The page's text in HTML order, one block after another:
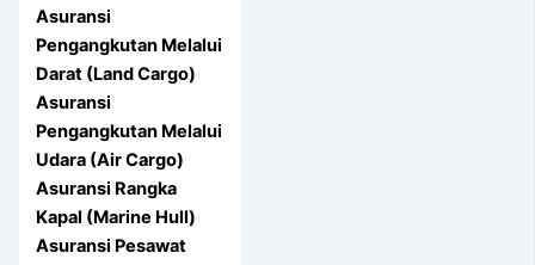
Asuransi
Pengangkutan Melalui
Darat (Land Cargo)
Asuransi
Pengangkutan Melalui
Udara (Air Cargo)
Asuransi Rangka
Kapal (Marine Hull)
Asuransi Pesawat